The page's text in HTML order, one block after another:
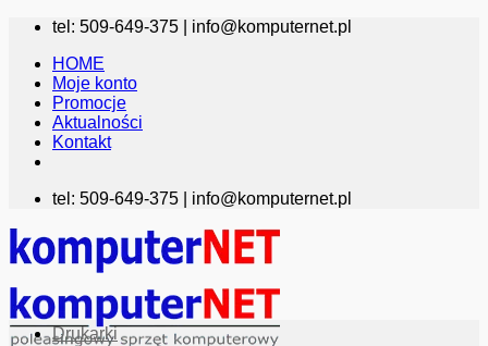
Przewiń
zawartości
tel: 509-649-375 | info@komputernet.pl
HOME
Moje konto
Promocje
Aktualności
Kontakt
tel: 509-649-375 | info@komputernet.pl
Drukarki